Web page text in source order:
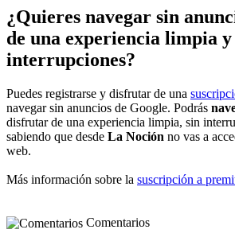
¿Quieres navegar sin
de una experiencia limpia y
interrupciones?
Puedes registrarse y disfrutar de una
navegar sin anuncios de Google. Podrás
disfrutar de una experiencia limpia, sin
sabiendo que desde La Noción no vas a
web.
Más información sobre la suscripción a
Comentarios